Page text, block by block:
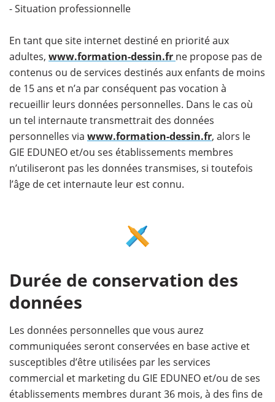
- Situation professionnelle
En tant que site internet destiné en priorité aux
adultes, www.formation-dessin.fr ne propose pas de
contenus ou de services destinés aux enfants de moins
de 15 ans et n’a par conséquent pas vocation à
recueillir leurs données personnelles. Dans le cas où
un tel internaute transmettrait des données
personnelles via www.formation-dessin.fr, alors le
GIE EDUNEO et/ou ses établissements membres
n’utiliseront pas les données transmises, si toutefois
l’âge de cet internaute leur est connu.
Durée de conservation des
données
Les données personnelles que vous aurez
communiquées seront conservées en base active et
susceptibles d’être utilisées par les services
commercial et marketing du GIE EDUNEO et/ou de ses
établissements membres durant 36 mois, à des fins de